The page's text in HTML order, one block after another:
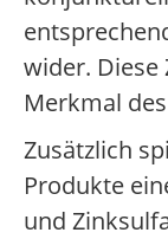
wider. Diese
Merkmal
Zusätzlich
Produkte
und